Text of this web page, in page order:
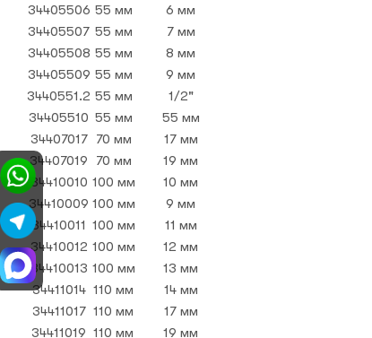
34405506 55 мм
6 мм
34405507 55 мм
7 мм
34405508 55 мм
8 мм
34405509 55 мм
9 мм
3440551.2 55 мм
1/2"
34405510 55 мм
55 мм
34407017 70 мм
17 мм
34407019
70 мм
19 мм
34410010 100 мм
10 мм
34410009 100 мм
9 мм
34410011 100 мм
11 мм
34410012 100 мм
12 мм
34410013 100 мм
13 мм
34411014 110 мм
14 мм
34411017 110 мм
17 мм
34411019 110 мм 19 мм